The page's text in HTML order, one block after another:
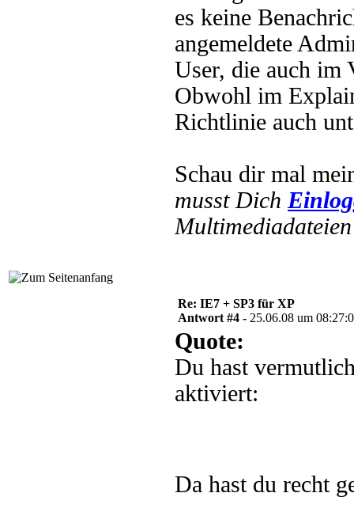
es keine
angemeldete
User, die auch im
Obwohl im
Richtlinie auch
Schau dir mal
musst Dich
Re: IE7 + SP3 für XP
Antwort #4 - 25.06.08 um
Quote:
Du hast
aktiviert:
Da hast du recht